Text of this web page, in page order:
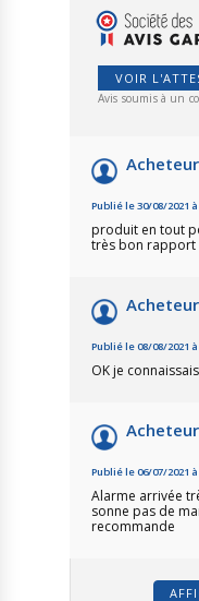
VOIR
Avis soumis à un
Publié le 30/08/2021 à
produit en tout
très bon rapport
Publié le 08/08/2021 à
OK je
Publié le 06/07/2021 à
Alarme arrivée
sonne pas de
recommande